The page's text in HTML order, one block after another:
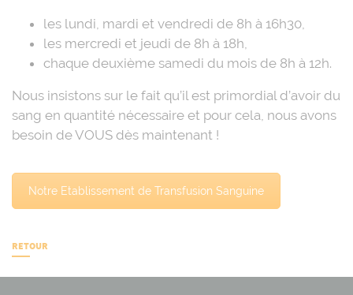
les lundi, mardi et vendredi de 8h à 16h30,
les mercredi et jeudi de 8h à 18h,
chaque deuxième samedi du mois de 8h à 12h.
Nous insistons sur le fait qu’il est primordial d’avoir du
sang en quantité nécessaire et pour cela, nous avons
besoin de VOUS dès maintenant !
Notre Etablissement de Transfusion Sanguine
RETOUR